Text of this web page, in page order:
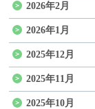
2026年2月
2026年1月
2025年12月
2025年11月
2025年10月